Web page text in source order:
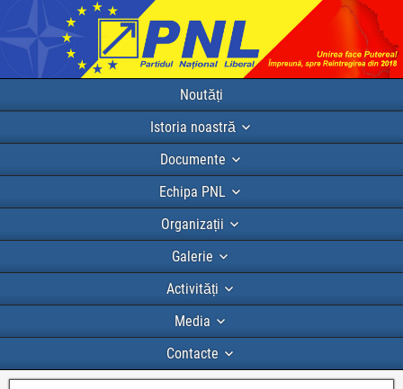
Noutăți
Istoria noastră
Documente
Echipa PNL
Organizații
Galerie
Activități
Media
Contacte